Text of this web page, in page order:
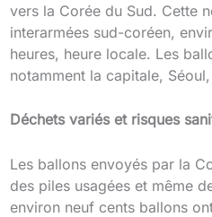
vers la Corée du Sud. Cette
interarmées sud-coréen,
heures, heure locale. Les
notamment la capitale,
Déchets variés et risques
Les ballons envoyés par la
des piles usagées et même
environ neuf cents ballons